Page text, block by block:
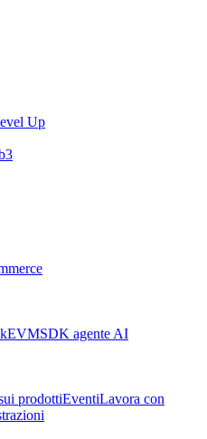
Up
SDK agente AI
prodottiEventiLavora con